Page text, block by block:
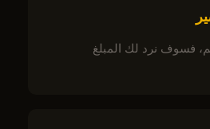
فسوف نرد لك المبلغ